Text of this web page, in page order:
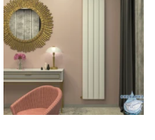
дизайна — мы сделаем
новыми красками!
радиатора
мат